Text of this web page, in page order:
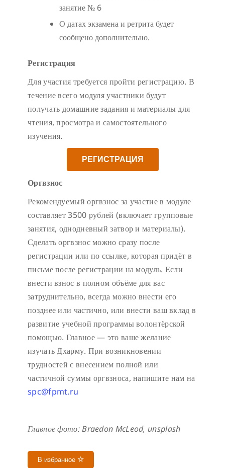
занятие № 6
О датах экзамена и ретрита будет
сообщено дополнительно.
Регистрация
Для участия требуется пройти регистрацию. В
течение всего модуля участники будут
получать домашние задания и материалы для
чтения, просмотра и самостоятельного
изучения.
РЕГИСТРАЦИЯ
Оргвзнос
Рекомендуемый оргвзнос за участие в модуле
составляет 3500 рублей (включает групповые
занятия, однодневный затвор и материалы).
Сделать оргвзнос можно сразу после
регистрации или по ссылке, которая придёт в
письме после регистрации на модуль. Если
внести взнос в полном объёме для вас
затруднительно, всегда можно внести его
позднее или частично, или внести ваш вклад в
развитие учебной программы волонтёрской
помощью. Главное — это ваше желание
изучать Дхарму. При возникновении
трудностей с внесением полной или
частичной суммы оргвзноса, напишите нам на
spc@fpmt.ru
Главное фото:Braedon McLeod, unsplash
В избранное